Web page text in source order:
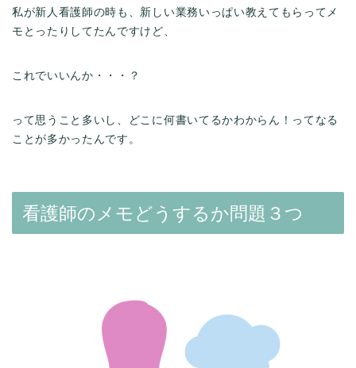
私が新人看護師の時も、新しい業務いっぱい教えてもらってメ
モとったりしてたんですけど、
これでいいんか・・・？
って思うこと多いし、どこに何書いてるかわからん！ってなる
ことが多かったんです。
看護師のメモどうするか問題３つ